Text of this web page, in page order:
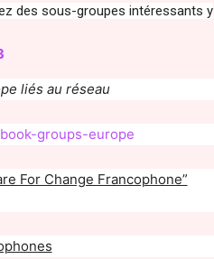
sous-groupes intéressants y
liés au réseau
groups-europe
For Change Francophone”